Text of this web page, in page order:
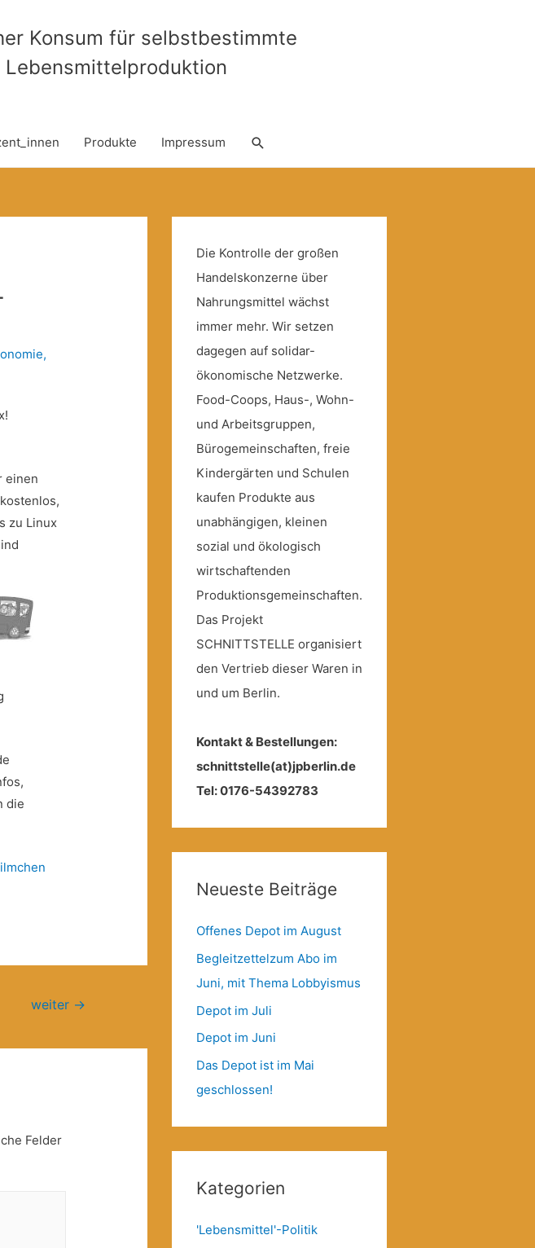
Konsum für selbstbestimmte
Lebensmittelproduktion
Produkte Impressum Suche
,
einen
zu Linux
die
weiter →
Felder
Die Kontrolle der großen
Handelskonzerne über
Nahrungsmittel wächst
immer mehr. Wir setzen
dagegen auf solidar-
ökonomische Netzwerke.
Food-Coops, Haus-, Wohn-
und Arbeitsgruppen,
Bürogemeinschaften, freie
Kindergärten und Schulen
kaufen Produkte aus
unabhängigen, kleinen
sozial und ökologisch
wirtschaftenden
Produktionsgemeinschaften.
Das Projekt
SCHNITTSTELLE organisiert
den Vertrieb dieser Waren in
und um Berlin.
Kontakt & Bestellungen:
schnittstelle(at)jpberlin.de
Tel: 0176-54392783
Neueste Beiträge
Offenes Depot im August
Begleitzettelzum Abo im
Juni, mit Thema Lobbyismus
Depot im Juli
Depot im Juni
Das Depot ist im Mai
geschlossen!
Kategorien
'Lebensmittel'-Politik